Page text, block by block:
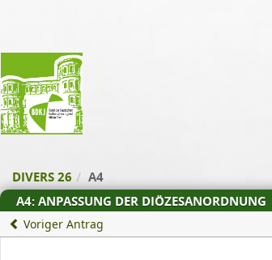
Startseite
DIVERS 26
A4
A4: ANPASSUNG DER DIÖZESANORDNUNG
Voriger Antrag